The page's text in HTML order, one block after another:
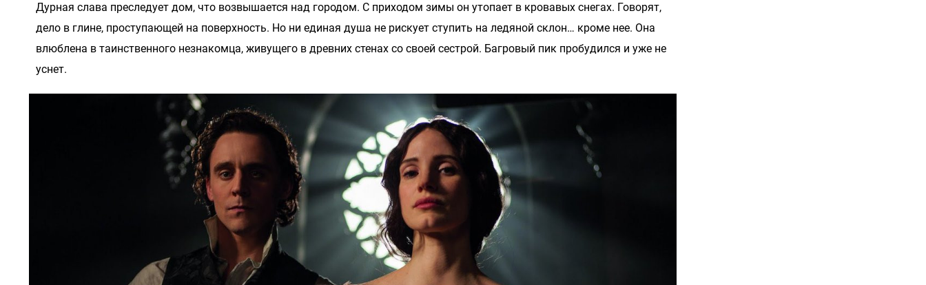
Дурная слава преследует дом, что возвышается над городом. С приходом зимы он утопает в кровавых снегах. Говорят,
дело в глине, проступающей на поверхность. Но ни единая душа не рискует ступить на ледяной склон… кроме нее. Она
влюблена в таинственного незнакомца, живущего в древних стенах со своей сестрой. Багровый пик пробудился и уже не
уснет.